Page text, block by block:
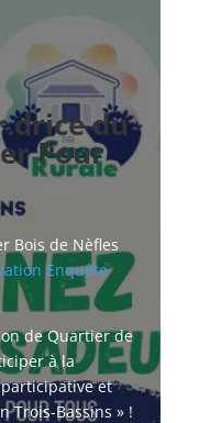
du
Pour
Bois de Nèfles
Enquête
de Quartier de
à la
et
Trois-Bassins » !